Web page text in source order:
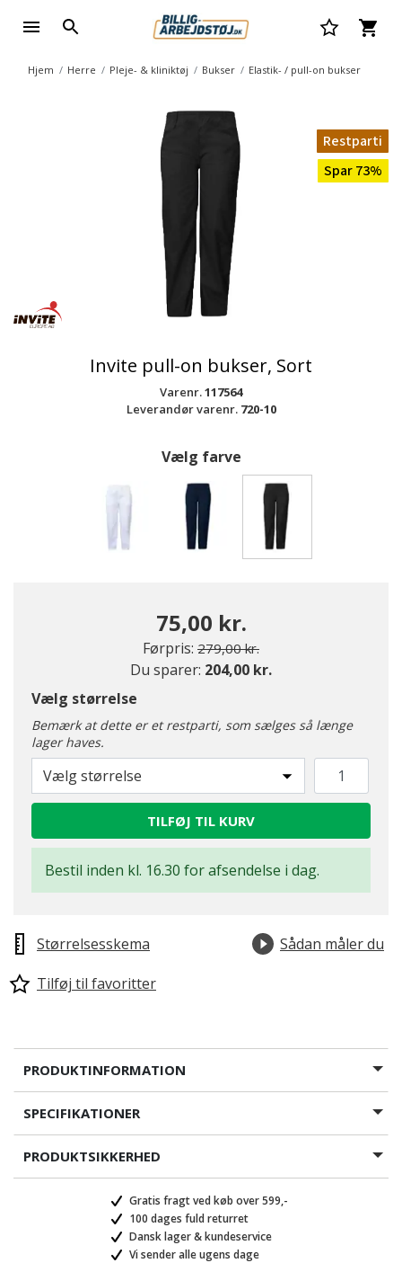
Hjem Herre Pleje- & kliniktøj Bukser Elastik- / pull-on bukser
Restparti
Spar 73%
Invite pull-on bukser, Sort
Varenr.117564
Leverandør varenr. 720-10
Vælg farve
75,00 kr.
Førpris: Pris nedsat fra
279,00 kr.til
Du sparer: 204,00 kr.
Vælg størrelse
Bemærk at dette er et restparti, som sælges så længe
lager haves.
Vælg størrelse
TILFØJ TIL KURV
Bestil inden kl. 16.30 for afsendelse i dag.
Størrelsesskema
Sådan måler du
Tilføj til favoritter
PRODUKTINFORMATION
SPECIFIKATIONER
PRODUKTSIKKERHED
Gratis fragt ved køb over 599,-
100 dages fuld returret
Dansk lager & kundeservice
Vi sender alle ugens dage